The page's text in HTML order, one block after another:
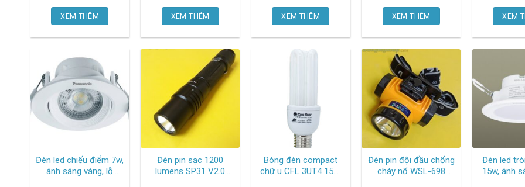
Gs
XEM THÊM
27935 Mpe
XEM THÊM
Oem-2495
XEM THÊM
góc 60 độ
NNNC7628188
XEM THÊM
góc
XEM
Đèn led chiếu điểm 7w,
ánh sáng vàng, lỗ
Đèn pin sạc 1200
lumens SP31 V2.0
Bóng đèn compact
chữ u CFL 3UT4 15W
Đèn pin đội đầu chống
cháy nổ WSL-698
Đèn led
15w, ánh